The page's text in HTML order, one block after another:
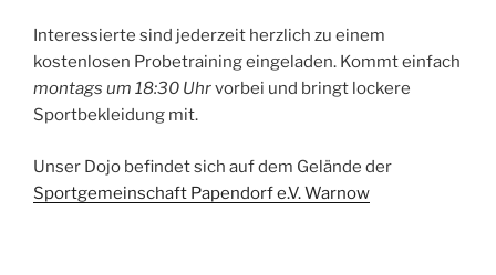
Interessierte sind jederzeit herzlich zu einem
kostenlosen Probetraining eingeladen. Kommt einfach
montags um 18:30 Uhrvorbei und bringt lockere
Sportbekleidung mit.
Unser Dojo befindet sich auf dem Gelände der
Sportgemeinschaft Papendorf e.V. Warnow